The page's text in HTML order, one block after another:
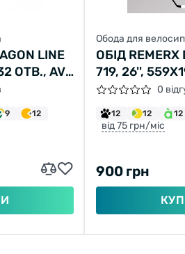
LINE
ОТВ., AV,
V-BR,
9 12
Обода для
ОБІД REMERX
719, 26'',
ЧОРН. АНОД.,
0
12 12 12
від 75 грн/міс
900 грн